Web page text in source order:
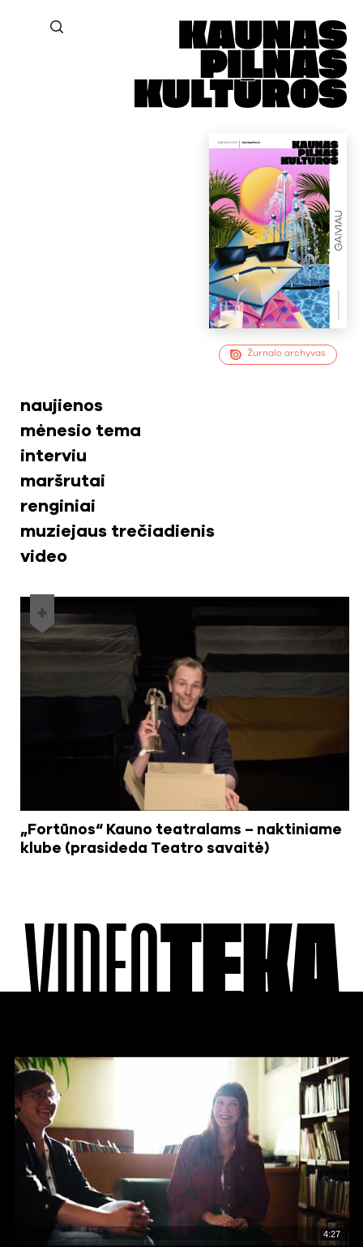
Žurnalo archyvas
„Fortūnos“ Kauno teatralams – naktiniame
klube (prasideda Teatro savaitė)
naujienos
mėnesio tema
interviu
maršrutai
renginiai
muziejaus trečiadienis
video
VIDEOTEKA
4:27